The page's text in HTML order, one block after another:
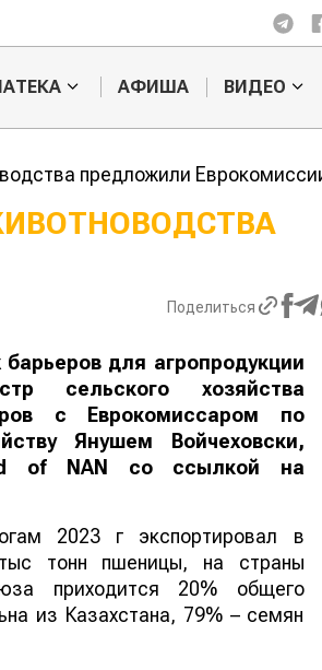
АФИША ВИДЕО
предложили
Поделиться
барьеров для агропродукции
сельского хозяйства
с Еврокомиссаром по
Янушем Войчеховски,
of NAN
со ссылкой на
2023 г экспортировал в
тонн пшеницы, на страны
приходится 20% общего
из Казахстана, 79% – семян
выдачи